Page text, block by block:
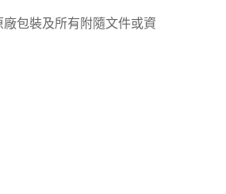
包裝及所有附隨文件或資